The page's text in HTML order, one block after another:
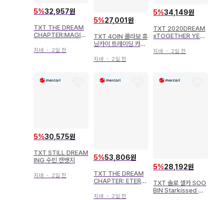
5%32,957원
TXT THE DREAM
CHAPTER:MAGIC
지바 ・ 2일 전
5%27,001원
TXT 4OlN 콜라보 휴
닝카이 트레이딩 카드
지바・ 2일 전
5%34,149원
TXT 2020DREAM
xTOGETHER YEO
지바 ・ 2일 전
5%30,575원
TXT STILL DREAM
ING 수빈 캔뱃지
지바 ・ 2일 전
5%53,806원
TXT THE DREAM
CHAPTER: ETERNI
지바・ 2일 전
5%28,192원
TXT 솔로 셀카 SOO
BIN Starkissed M